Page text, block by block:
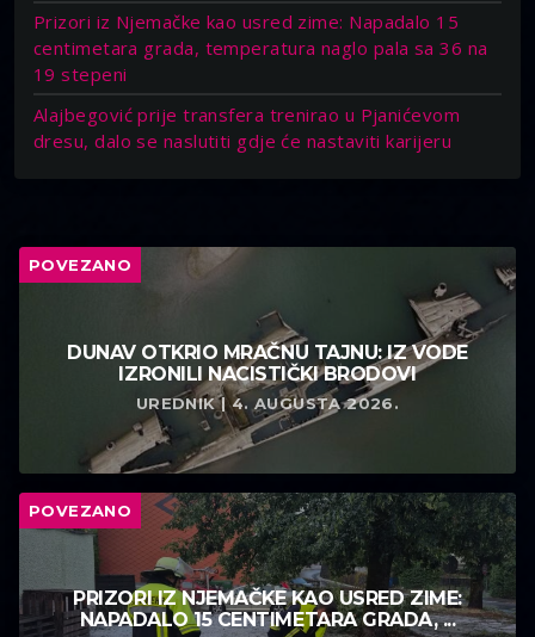
Prizori iz Njemačke kao usred zime: Napadalo 15
centimetara grada, temperatura naglo pala sa 36 na
19 stepeni
Alajbegović prije transfera trenirao u Pjanićevom
dresu, dalo se naslutiti gdje će nastaviti karijeru
POVEZANO
DUNAV OTKRIO MRAČNU TAJNU: IZ VODE
IZRONILI NACISTIČKI BRODOVI
UREDNIK | 4. AUGUSTA 2026.
POVEZANO
PRIZORI IZ NJEMAČKE KAO USRED ZIME:
NAPADALO 15 CENTIMETARA GRADA, ...